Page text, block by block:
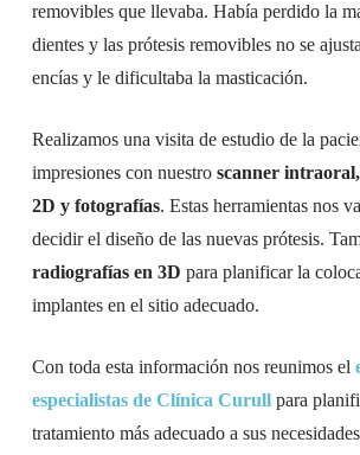
removibles que llevaba. Había perdido la
dientes y las prótesis removibles no se
encías y le dificultaba la masticación.
Realizamos una visita de estudio de la
impresiones con nuestro scanner
2D y fotografías. Estas herramientas nos
decidir el diseño de las nuevas prótesis.
radiografías en 3D para planificar la
implantes en el sitio adecuado.
Con toda esta información nos reunimos el
especialistas de Clínica Curullpara
tratamiento más adecuado a sus